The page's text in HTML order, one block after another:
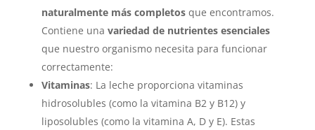
naturalmente más completosque encontramos.
Contiene una variedad de nutrientes esenciales
que nuestro organismo necesita para funcionar
correctamente:
Vitaminas: La leche proporciona vitaminas
hidrosolubles (como la vitamina B2 y B12) y
liposolubles (como la vitamina A, D y E). Estas